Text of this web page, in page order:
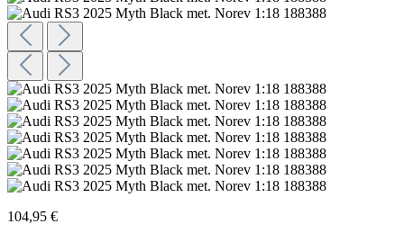
104,95 €